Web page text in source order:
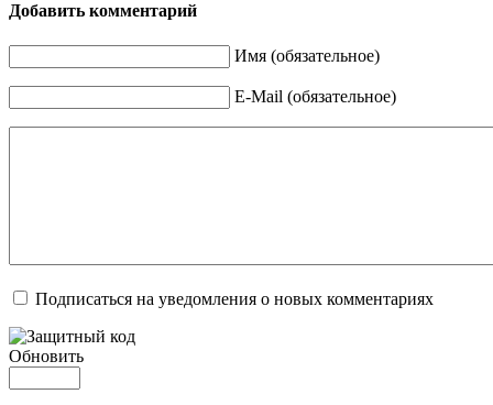
Добавить комментарий
Имя (обязательное)
E-Mail (обязательное)
Подписаться на уведомления о новых комментариях
Обновить